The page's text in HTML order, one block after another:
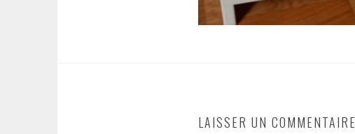
LAISSER UN COMMENTAIRE